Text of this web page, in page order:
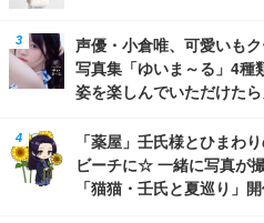
声優・小倉唯、可愛いも
写真集「ゆいま～る」4種
姿を楽しんでいただけたら
「薬屋」壬氏様とひまわ
ビーチに☆ 一緒に写真が
「猫猫・壬氏と夏巡り」開